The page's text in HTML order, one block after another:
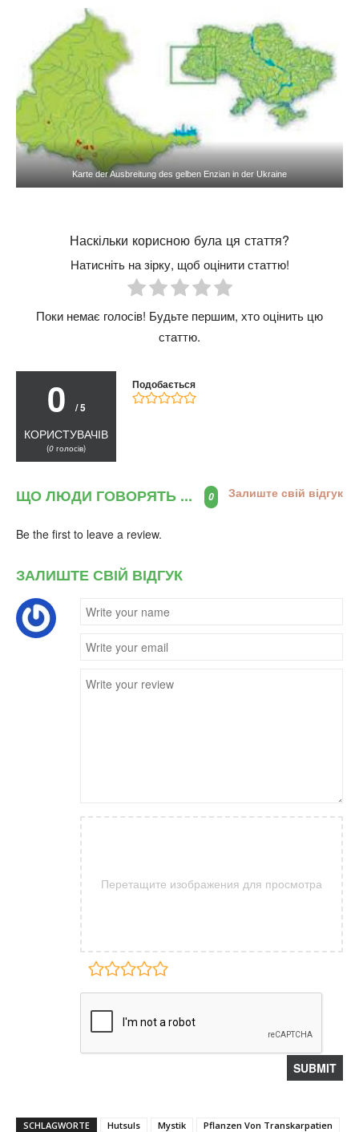
Karte der Ausbreitung des gelben Enzian in der Ukraine
Наскільки корисною була ця стаття?
Натисніть на зірку, щоб оцінити статтю!
Поки немає голосів! Будьте першим, хто оцінить цю
статтю.
0 / 5
КОРИСТУВАЧІВ
(0 голосів)
Подобається
ЩО ЛЮДИ ГОВОРЯТЬ ... 0 Залиште свій відгук
Be the first to leave a review.
ЗАЛИШТЕ СВІЙ ВІДГУК
Перетащите изображения для просмотра
SCHLAGWORTE Hutsuls Mystik Pflanzen Von Transkarpatien